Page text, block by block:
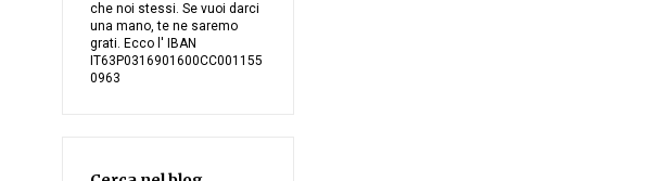
che noi stessi. Se vuoi darci
una mano, te ne saremo
grati. Ecco l' IBAN
IT63P0316901600CC001155
0963